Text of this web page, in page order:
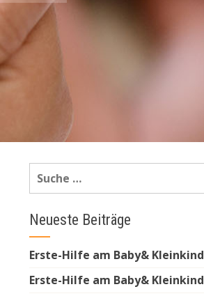
Suche
Neueste Beiträge
Erste-Hilfe am Baby& Kleinkind
Erste-Hilfe am Baby& Kleinkind